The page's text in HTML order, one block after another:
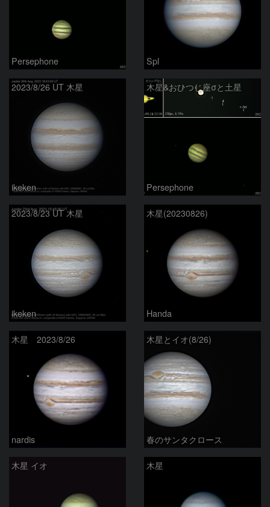
Persephone Spl
2023/8/26 UT 木星
ikeken
木星&おひつじ座σと土星
Persephone
2023/8/23 UT 木星
ikeken
木星(20230826)
Handa
木星 2023/8/26
nardis
木星とイオ(8/26)
春のサンタクロース
木星 イオ 木星